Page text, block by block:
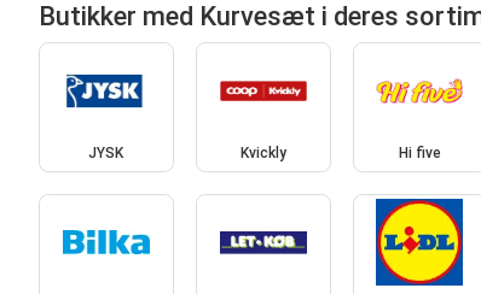
Butikker med Kurvesæt i deres
JYSK Kvickly Hi five